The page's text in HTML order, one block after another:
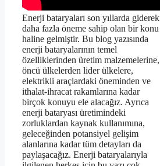
Enerji bataryaları son yıllarda giderek
daha fazla öneme sahip olan bir konu
haline gelmiştir. Bu blog yazısında
enerji bataryalarının temel
özelliklerinden üretim malzemelerine,
öncü ülkelerden lider ülkelere,
elektrikli araçlardaki öneminden ve
ithalat-ihracat rakamlarına kadar
birçok konuyu ele alacağız. Ayrıca
enerji bataryası üretimindeki
zorluklardan kaynak kullanımına,
geleceğinden potansiyel gelişim
alanlarına kadar tüm detayları da
paylaşacağız. Enerji bataryalarıyla